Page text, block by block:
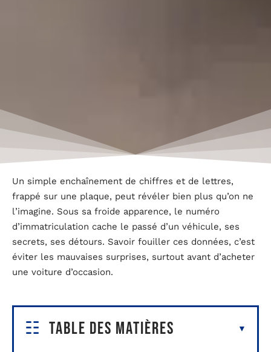
Un simple enchaînement de chiffres et de lettres,
frappé sur une plaque, peut révéler bien plus qu’on ne
l’imagine. Sous sa froide apparence, le numéro
d’immatriculation cache le passé d’un véhicule, ses
secrets, ses détours. Savoir fouiller ces données, c’est
éviter les mauvaises surprises, surtout avant d’acheter
une voiture d’occasion.
Table des matières